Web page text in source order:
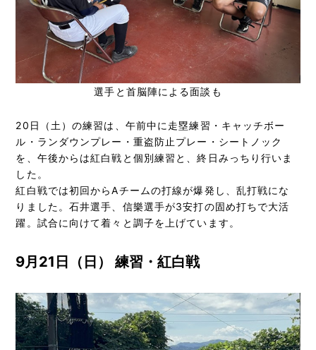
選手と首脳陣による面談も
20日（土）の練習は、午前中に走塁練習・キャッチボー
ル・ランダウンプレー・重盗防止プレー・シートノック
を、午後からは紅白戦と個別練習と、終日みっちり行いま
した。
紅白戦では初回からAチームの打線が爆発し、乱打戦にな
りました。石井選手、信樂選手が3安打の固め打ちで大活
躍。試合に向けて着々と調子を上げています。
9月21日（日） 練習・紅白戦